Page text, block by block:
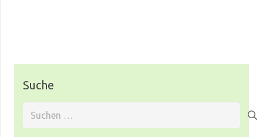
Suche
Suchen
nach: